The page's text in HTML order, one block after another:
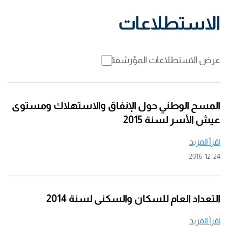
الاستطلاعات
عرض الاستطلاعات المؤرشفة
المسح الوطني حول الإنفاق والاستهلاك ومستوى
عيش الأسر لسنة 2015
اقرأ المزيد
2016-12-24
التعداد العام للسكان والسكنى لسنة 2014
اقرأ المزيد